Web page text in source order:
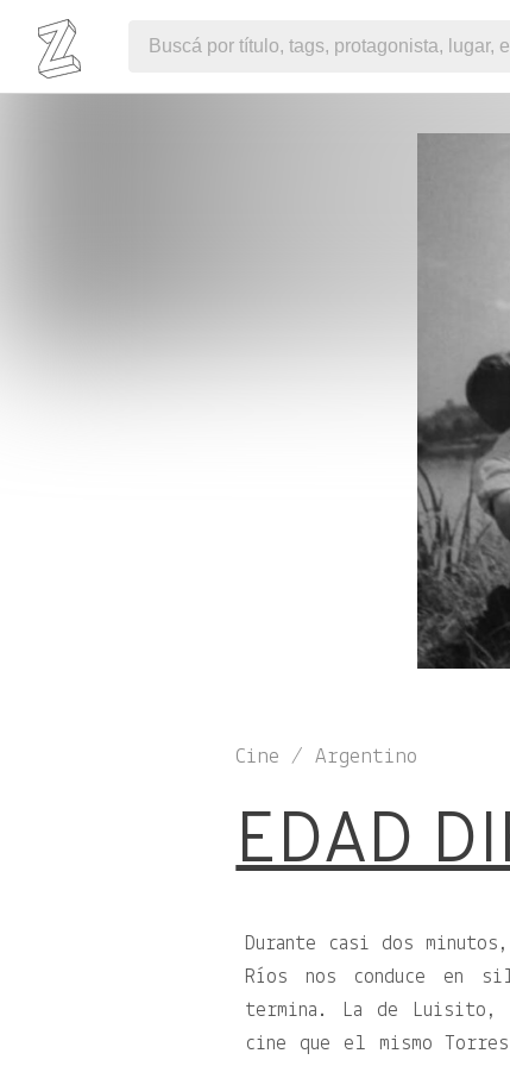
Cine / Argentino
EDAD
Durante casi dos
Ríos nos conduce en
termina. La de Luisito,
cine que el mismo